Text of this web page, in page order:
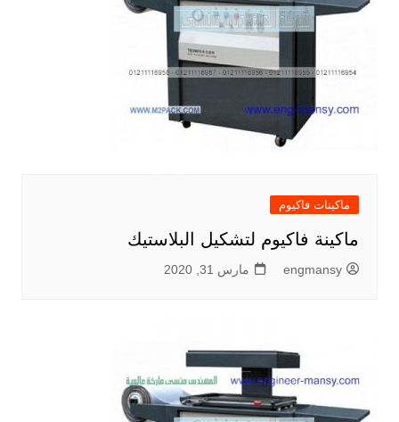
ماكينات فاكيوم
ماكينة فاكيوم لتشكيل البلاستيك
engmansy مارس 31, 2020